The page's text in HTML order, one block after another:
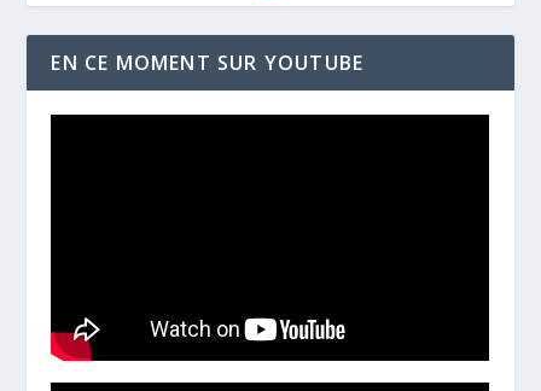
EN CE MOMENT SUR YOUTUBE